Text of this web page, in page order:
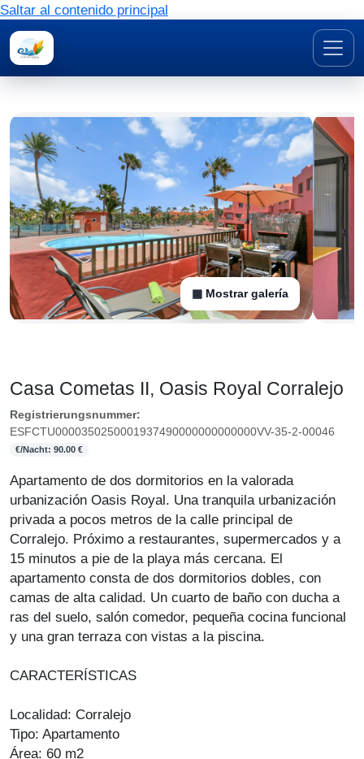
Saltar al contenido principal
▦ Mostrar galería
Casa Cometas II, Oasis Royal Corralejo
Registrierungsnummer:
ESFCTU0000350250001937490000000000000VV-35-2-00046
€/Nacht: 90.00 €
Apartamento de dos dormitorios en la valorada
urbanización Oasis Royal. Una tranquila urbanización
privada a pocos metros de la calle principal de
Corralejo. Próximo a restaurantes, supermercados y a
15 minutos a pie de la playa más cercana. El
apartamento consta de dos dormitorios dobles, con
camas de alta calidad. Un cuarto de baño con ducha a
ras del suelo, salón comedor, pequeña cocina funcional
y una gran terraza con vistas a la piscina.
CARACTERÍSTICAS
Localidad: Corralejo
Tipo: Apartamento
Área: 60 m2